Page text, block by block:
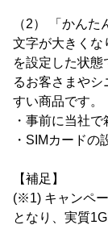
（2） 「かん
文字が大きくな
を設定した状
るお客さまや
すい商品です。
・事前に当社
・SIMカードの
【補足】
(※1) キャンペ
となり、実質